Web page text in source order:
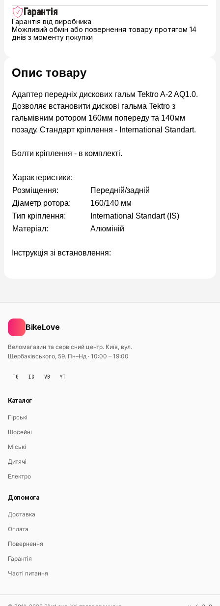
Гарантія
Гарантія від виробника
Можливий обмін або повернення товару протягом 14
днів з моменту покупки
Опис товару
Адаптер передніх дискових гальм Tektro A-2 AQ1.0.
Дозволяє встановити дискові гальма Tektro з
гальмівним ротором 160мм попереду та 140мм
позаду. Стандарт кріплення - International Standart.
Болти кріплення - в комплекті.
Характеристики:
Розміщення:
Передній/задній
Діаметр ротора:
160/140 мм
Тип кріплення:
International Standart (IS)
Матеріал:
Алюміній
Інструкція зі встановлення:
BikeLove
Веломагазин та сервісний центр. Київ, вул.
Щербаківського, 59. Пн–Нд · 10:00 – 19:00
TG IG VB YT
Каталог
Гірські
Шосейні
Міські
Дитячі
Електро
Допомога
Доставка
Оплата
Повернення
Гарантія
Часті питання